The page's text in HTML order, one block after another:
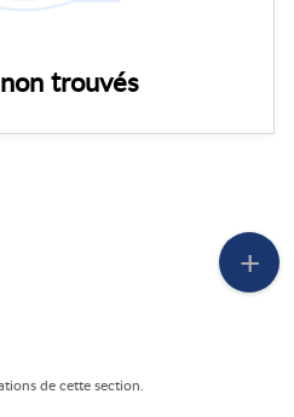
trouvés
de cette section.